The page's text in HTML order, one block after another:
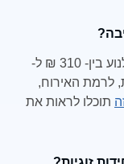
המחיר בצימרים במנחמיה והסביבה יכול לנוע בין- 310 ₪ ל-
לרמת האירוח,
תוכלו לראות את